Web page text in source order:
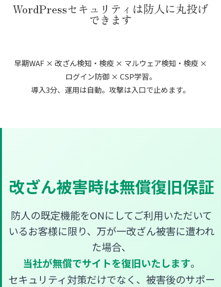
WordPressセキュリティは防人に丸投げ
できます
早期WAF × 改ざん検知・検疫 × マルウェア検知・検疫 ×
ログイン防御 × CSP学習。
導入3分、運用は自動。攻撃は入口で止めます。
改ざん被害時は無償復旧保証
防人の既定機能をONにしてご利用いただいて
いるお客様に限り、万が一改ざん被害に遭われ
た場合、
当社が無償でサイトを復旧いたします。
セキュリティ対策だけでなく、被害後のサポー